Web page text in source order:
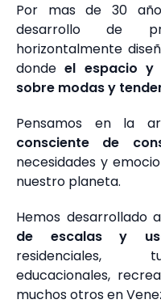
Por mas de 30
desarrollo de
horizontalmente
dondeel espacio y
sobre modas y
Pensamos en la
consciente de
necesidades y
nuestro planeta.
Hemos desarrollado
de escalas y
residenciales,
educacionales,
muchos otros en